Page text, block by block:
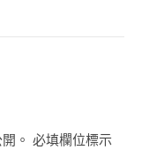
。 必填欄位標示